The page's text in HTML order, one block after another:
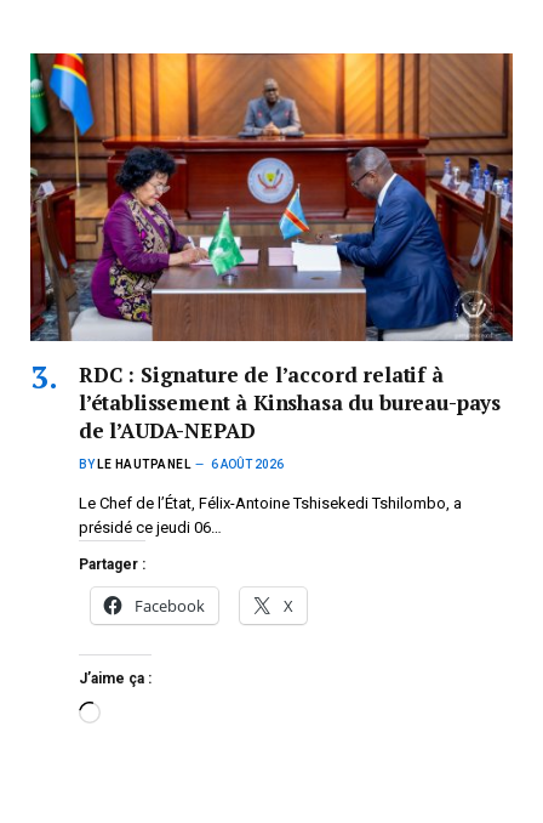
RDC : Signature de l’accord relatif à
l’établissement à Kinshasa du bureau-pays
de l’AUDA-NEPAD
BY LE HAUTPANEL 6 AOÛT 2026
Le Chef de l’État, Félix-Antoine Tshisekedi Tshilombo, a
présidé ce jeudi 06…
Partager :
Facebook X
J’aime ça :